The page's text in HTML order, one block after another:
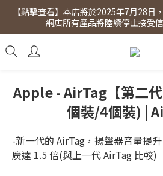
【點擊查看】會員專享 星期三全單95
31日）。滿$300即
【點擊查看】本店將於2025年7月28日
網店所有產品將陸續停止接受
【點擊查看】會員專享 星期三全單95
31日）。滿$300即免
Apple - AirTag【第二
個裝/4個裝) |
-新一代的 AirTag，揚聲器音量提
廣達 1.5 倍(與上一代 AirTag 比較)